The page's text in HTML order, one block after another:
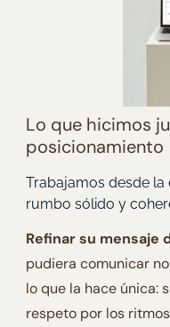
Lo que hicimos
posicionamiento
Trabajamos desde
rumbo sólido y
Refinar su mensaje
pudiera comunicar
lo que la hace única:
respeto por los